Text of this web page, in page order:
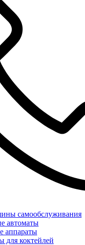
самообслуживания
автоматы
аппараты
для коктейлей